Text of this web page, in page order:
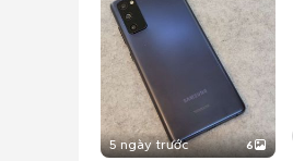
5 ngày trước 6